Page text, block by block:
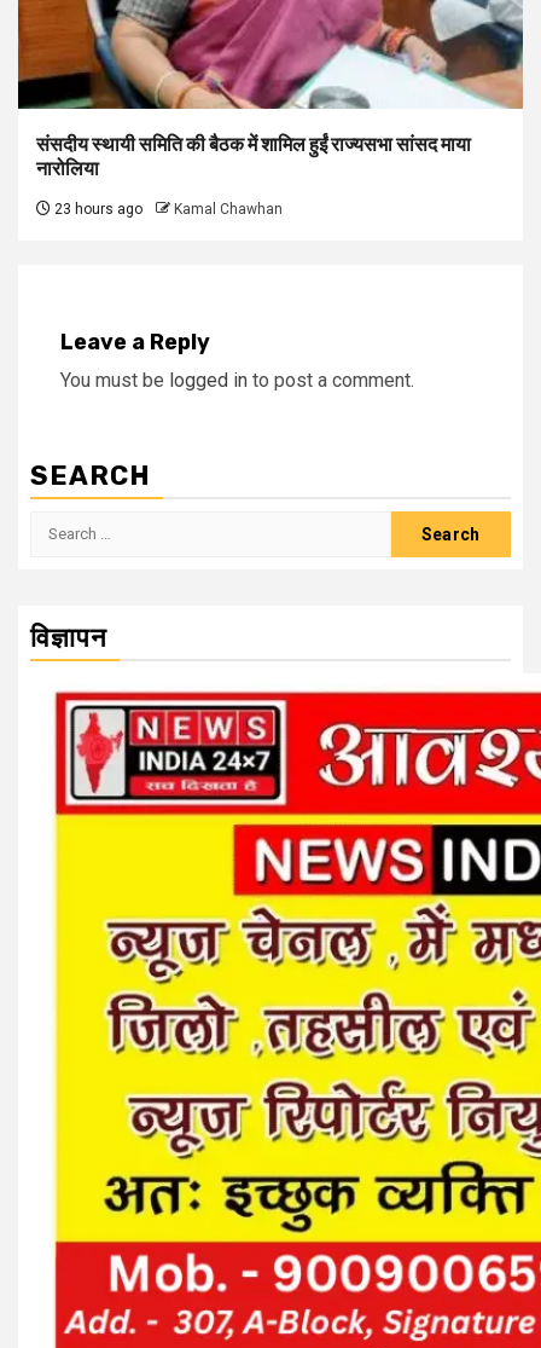
संसदीय स्थायी समिति की बैठक में शामिल हुईं राज्यसभा सांसद माया
नारोलिया
23 hours ago Kamal Chawhan
Leave a Reply
You must be logged in to post a comment.
SEARCH
Search
विज्ञापन